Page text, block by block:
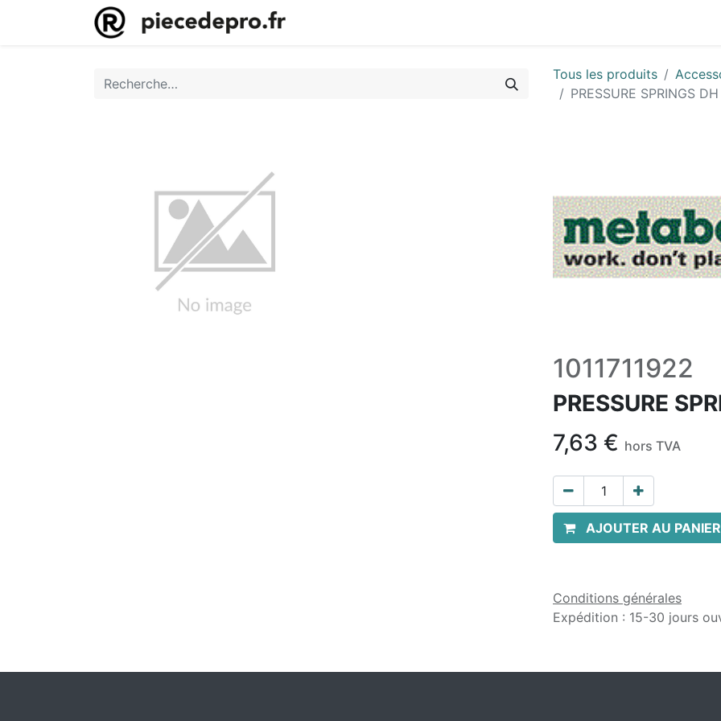
Tous les produits
PRESSURE SPRINGS
1011711922
PRESSURE
7,63 € hors TVA
AJOUTER AU PANIER
Conditions générales
Expédition : 15-30 jours